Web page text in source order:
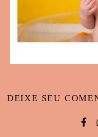
DEIXE SEU